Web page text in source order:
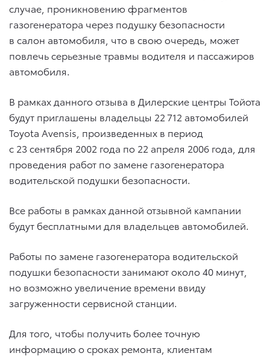
случае, проникновению фрагментов
газогенератора через подушку безопасности
в салон автомобиля, что в свою очередь, может
повлечь серьезные травмы водителя и пассажиров
автомобиля.
В рамках данного отзыва в Дилерские центры Тойота
будут приглашены владельцы 22 712 автомобилей
Toyota Avensis, произведенных в период
с 23 сентября 2002 года по 22 апреля 2006 года, для
проведения работ по замене газогенератора
водительской подушки безопасности.
Все работы в рамках данной отзывной кампании
будут бесплатными для владельцев автомобилей.
Работы по замене газогенератора водительской
подушки безопасности занимают около 40 минут,
но возможно увеличение времени ввиду
загруженности сервисной станции.
Для того, чтобы получить более точную
информацию о сроках ремонта, клиентам